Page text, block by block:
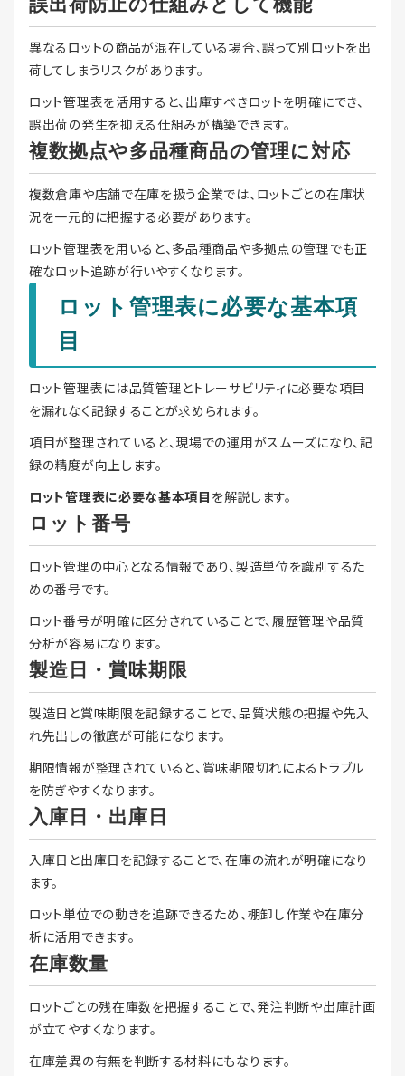
誤出荷防止の仕組みとして機能
異なるロットの商品が混在している場合、誤って別ロットを出
荷してしまうリスクがあります。
ロット管理表を活用すると、出庫すべきロットを明確にでき、
誤出荷の発生を抑える仕組みが構築できます。
複数拠点や多品種商品の管理に対応
複数倉庫や店舗で在庫を扱う企業では、ロットごとの在庫状
況を一元的に把握する必要があります。
ロット管理表を用いると、多品種商品や多拠点の管理でも正
確なロット追跡が行いやすくなります。
ロット管理表に必要な基本項
目
ロット管理表には品質管理とトレーサビリティに必要な項目
を漏れなく記録することが求められます。
項目が整理されていると、現場での運用がスムーズになり、記
録の精度が向上します。
ロット管理表に必要な基本項目 を解説します。
ロット番号
ロット管理の中心となる情報であり、製造単位を識別するた
めの番号です。
ロット番号が明確に区分されていることで、履歴管理や品質
分析が容易になります。
製造日・賞味期限
製造日と賞味期限を記録することで、品質状態の把握や先入
れ先出しの徹底が可能になります。
期限情報が整理されていると、賞味期限切れによるトラブル
を防ぎやすくなります。
入庫日・出庫日
入庫日と出庫日を記録することで、在庫の流れが明確になり
ます。
ロット単位での動きを追跡できるため、棚卸し作業や在庫分
析に活用できます。
在庫数量
ロットごとの残在庫数を把握することで、発注判断や出庫計画
が立てやすくなります。
在庫差異の有無を判断する材料にもなります。